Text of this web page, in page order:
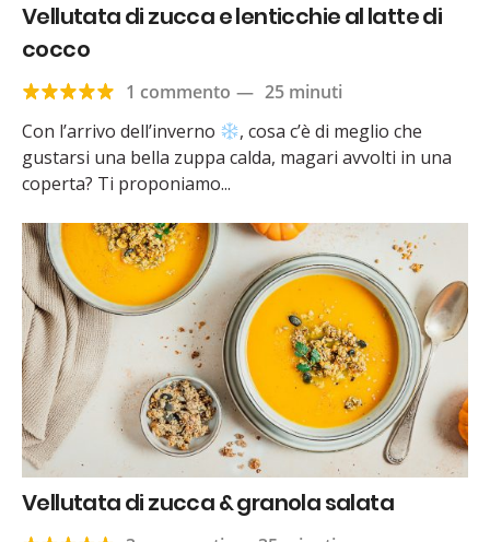
Vellutata di zucca e lenticchie al latte di
cocco
1 commento — 25 minuti
Con l’arrivo dell’inverno
, cosa c’è di meglio che
gustarsi una bella zuppa calda, magari avvolti in una
coperta? Ti proponiamo...
Vellutata di zucca & granola salata